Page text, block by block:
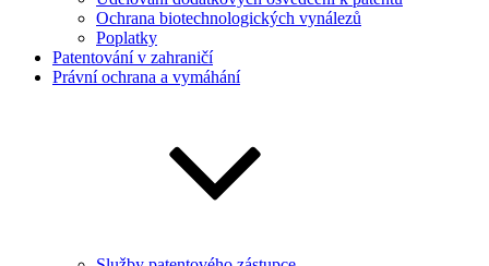
Ochrana biotechnologických vynálezů
Poplatky
Patentování v zahraničí
Právní ochrana a vymáhání